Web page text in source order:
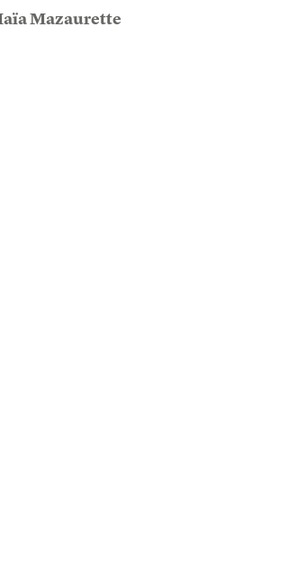
Mazaurette